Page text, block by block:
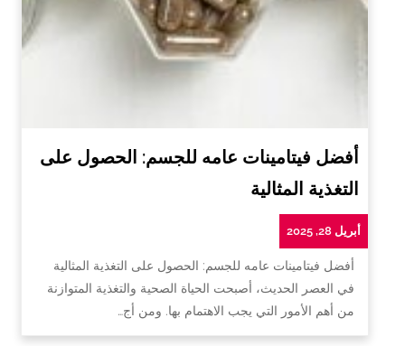
أفضل فيتامينات عامه للجسم: الحصول على
التغذية المثالية
أبريل 28, 2025
أفضل فيتامينات عامه للجسم: الحصول على التغذية المثالية
في العصر الحديث، أصبحت الحياة الصحية والتغذية المتوازنة
من أهم الأمور التي يجب الاهتمام بها. ومن أج…